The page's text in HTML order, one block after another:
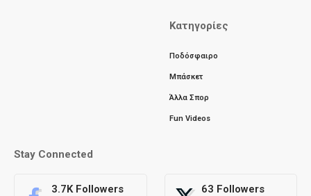
Κατηγορίες
Ποδόσφαιρο
Μπάσκετ
Άλλα Σπορ
Fun Videos
Stay Connected
3.7K Followers 63 Followers